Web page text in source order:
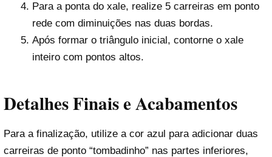
Para a ponta do xale, realize 5 carreiras em ponto
rede com diminuições nas duas bordas.
Após formar o triângulo inicial, contorne o xale
inteiro com pontos altos.
Detalhes Finais e Acabamentos
Para a finalização, utilize a cor azul para adicionar duas
carreiras de ponto “tombadinho” nas partes inferiores,